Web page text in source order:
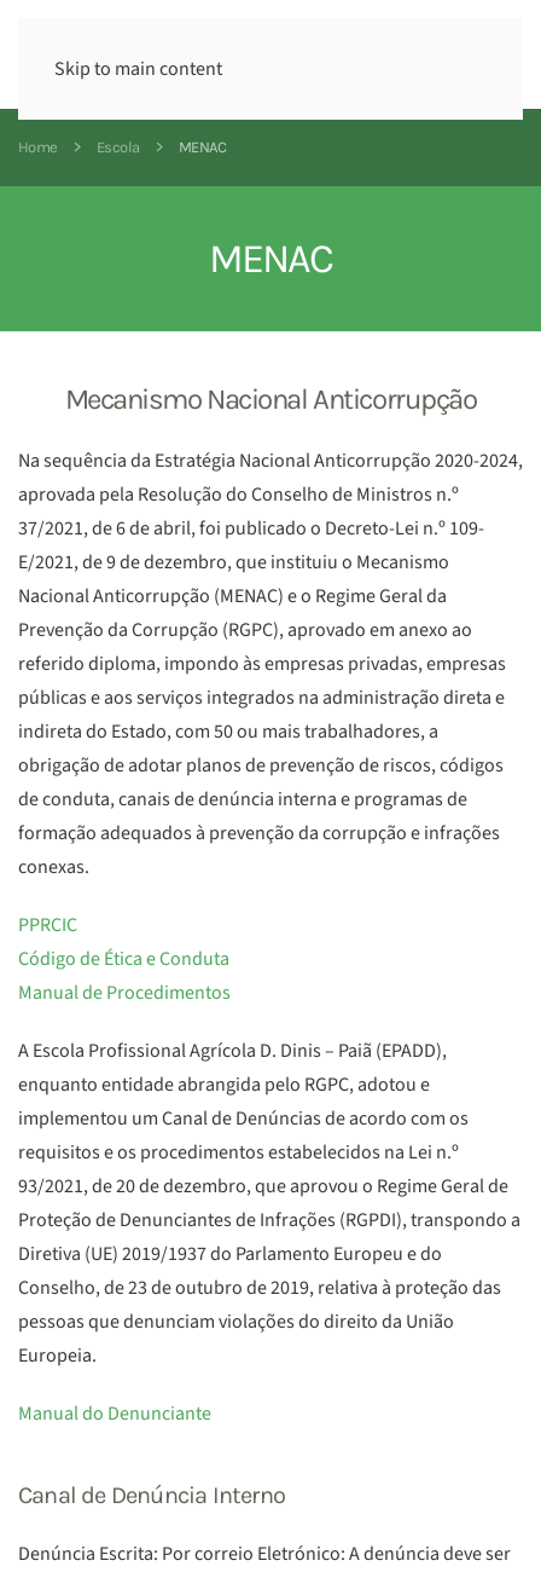
Skip to main content
Home Escola MENAC
MENAC
Mecanismo Nacional Anticorrupção
Na sequência da Estratégia Nacional Anticorrupção 2020-2024,
aprovada pela Resolução do Conselho de Ministros n.º
37/2021, de 6 de abril, foi publicado o Decreto-Lei n.º 109-
E/2021, de 9 de dezembro, que instituiu o Mecanismo
Nacional Anticorrupção (MENAC) e o Regime Geral da
Prevenção da Corrupção (RGPC), aprovado em anexo ao
referido diploma, impondo às empresas privadas, empresas
públicas e aos serviços integrados na administração direta e
indireta do Estado, com 50 ou mais trabalhadores, a
obrigação de adotar planos de prevenção de riscos, códigos
de conduta, canais de denúncia interna e programas de
formação adequados à prevenção da corrupção e infrações
conexas.
PPRCIC
Código de Ética e Conduta
Manual de Procedimentos
A Escola Profissional Agrícola D. Dinis – Paiã (EPADD),
enquanto entidade abrangida pelo RGPC, adotou e
implementou um Canal de Denúncias de acordo com os
requisitos e os procedimentos estabelecidos na Lei n.º
93/2021, de 20 de dezembro, que aprovou o Regime Geral de
Proteção de Denunciantes de Infrações (RGPDI), transpondo a
Diretiva (UE) 2019/1937 do Parlamento Europeu e do
Conselho, de 23 de outubro de 2019, relativa à proteção das
pessoas que denunciam violações do direito da União
Europeia.
Manual do Denunciante
Canal de Denúncia Interno
Denúncia Escrita: Por correio Eletrónico: A denúncia deve ser